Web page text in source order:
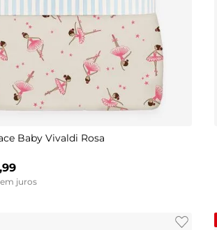
UN
Baby Vivaldi Rosa
99
juros